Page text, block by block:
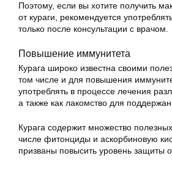
Поэтому, если вы хотите получить
от кураги, рекомендуется
только после консультации с врачом.
Повышение иммунитета
Курага широко известна своими
том числе и для повышения
употреблять в процессе лечения
а также как лакомство для
Курага содержит множество
числе фитонциды и аскорбиновую
призваны повысить уровень защиты